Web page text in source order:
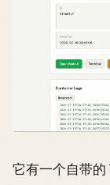
它有一个自带